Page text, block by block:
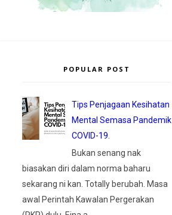
POPULAR POST
Tips Penjagaan Kesihatan
Mental Semasa Pandemik
COVID-19.
Bukan senang nak
biasakan diri dalam norma baharu
sekarang ni kan. Totally berubah. Masa
awal Perintah Kawalan Pergerakan